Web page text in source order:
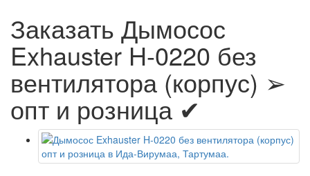
Заказать Дымосос
Exhauster H-0220 без
вентилятора (корпус) ➢
опт и розница ✔